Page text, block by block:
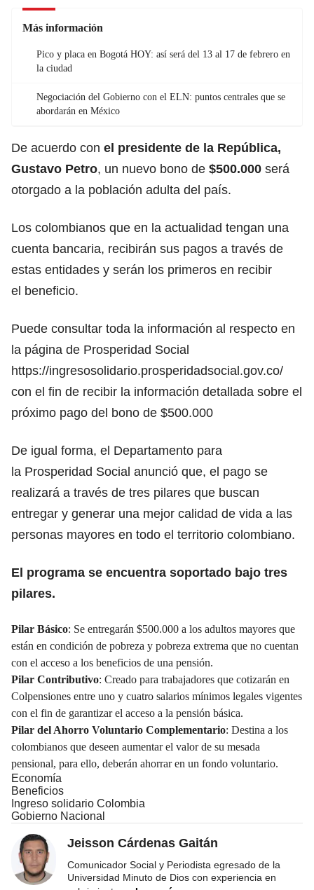
Más información
Pico y placa en Bogotá HOY: así será del 13 al 17 de febrero en
la ciudad
Negociación del Gobierno con el ELN: puntos centrales que se
abordarán en México
De acuerdo con el presidente de la República,
Gustavo Petro, un nuevo bono de $500.000 será
otorgado a la población adulta del país.
Los colombianos que en la actualidad tengan una
cuenta bancaria, recibirán sus pagos a través de
estas entidades y serán los primeros en recibir
el beneficio.
Puede consultar toda la información al respecto en
la página de Prosperidad Social
https://ingresosolidario.prosperidadsocial.gov.co/
con el fin de recibir la información detallada sobre el
próximo pago del bono de $500.000
De igual forma, el Departamento para
la Prosperidad Social anunció que, el pago se
realizará a través de tres pilares que buscan
entregar y generar una mejor calidad de vida a las
personas mayores en todo el territorio colombiano.
El programa se encuentra soportado bajo tres
pilares.
Pilar Básico: Se entregarán $500.000 a los adultos mayores que
están en condición de pobreza y pobreza extrema que no cuentan
con el acceso a los beneficios de una pensión.
Pilar Contributivo: Creado para trabajadores que cotizarán en
Colpensiones entre uno y cuatro salarios mínimos legales vigentes
con el fin de garantizar el acceso a la pensión básica.
Pilar del Ahorro Voluntario Complementario: Destina a los
colombianos que deseen aumentar el valor de su mesada
pensional, para ello, deberán ahorrar en un fondo voluntario.
Economía
Beneficios
Ingreso solidario Colombia
Gobierno Nacional
Jeisson Cárdenas Gaitán
Comunicador Social y Periodista egresado de la
Universidad Minuto de Dios con experiencia en